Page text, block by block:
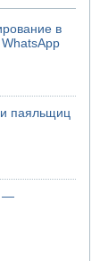
в
паяльщиц
—